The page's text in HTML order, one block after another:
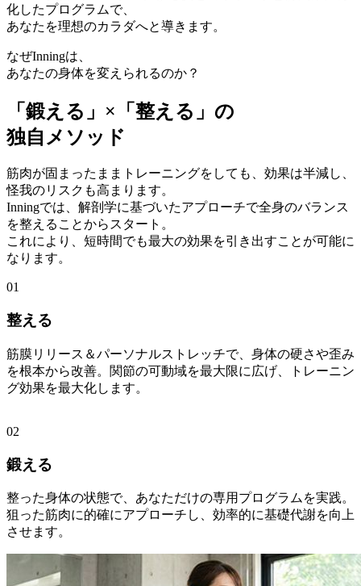
化したプログラムで、
あなたを理想のカラダへと導きます。
なぜInningは、
あなたの身体を変えられるのか？
「鍛える」×「整える」の
独自メソッド
筋肉が固まったままトレーニングをしても、効果は半減し、
怪我のリスクも高まります。
Inningでは、解剖学に基づいたアプローチで全身のバランス
を整えることからスタート。
これにより、短時間でも最大の効果を引き出すことが可能に
なります。
01
整える
筋膜リリース＆パーソナルストレッチで、身体の硬さや歪み
を根本から改善。関節の可動域を最大限に広げ、トレーニン
グ効果を最大化します。
02
鍛える
整った身体の状態で、あなただけの専用プログラムを実践。
狙った筋肉に的確にアプローチし、効率的に基礎代謝を向上
させます。